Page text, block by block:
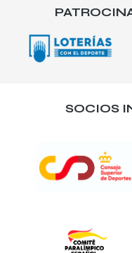
SOCIOS